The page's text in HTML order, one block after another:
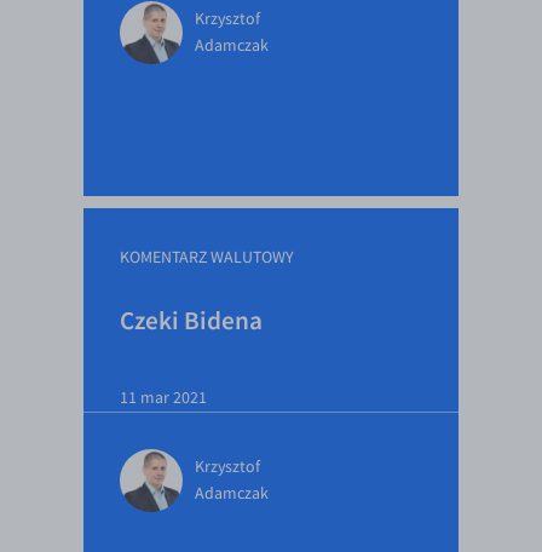
Krzysztof
Adamczak
KOMENTARZ WALUTOWY
Czeki Bidena
11 mar 2021
Krzysztof
Adamczak